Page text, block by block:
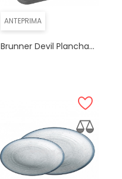
ANTEPRIMA
Brunner Devil Plancha...